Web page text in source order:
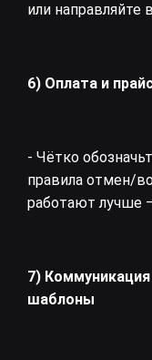
или направляйте
6) Оплата и
- Чётко
правила отмен/
работают лучше
7)
шаблоны